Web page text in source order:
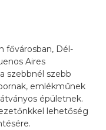
fővárosban, Dél-
Aires
szebbnél szebb
emlékműnek
épületnek.
lehetőség